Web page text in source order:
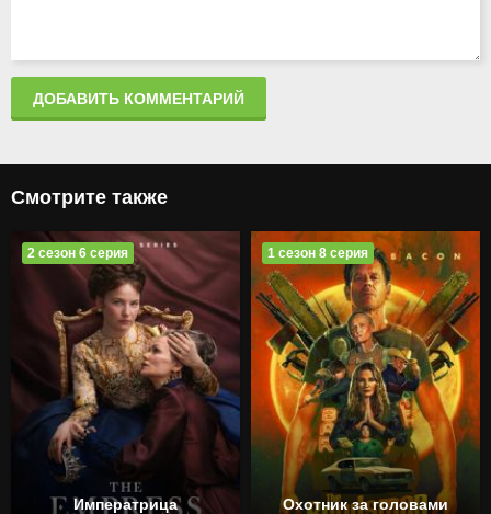
ДОБАВИТЬ КОММЕНТАРИЙ
Смотрите также
Императрица
2 сезон 6 серия
Охотник за головами
1 сезон 8 серия